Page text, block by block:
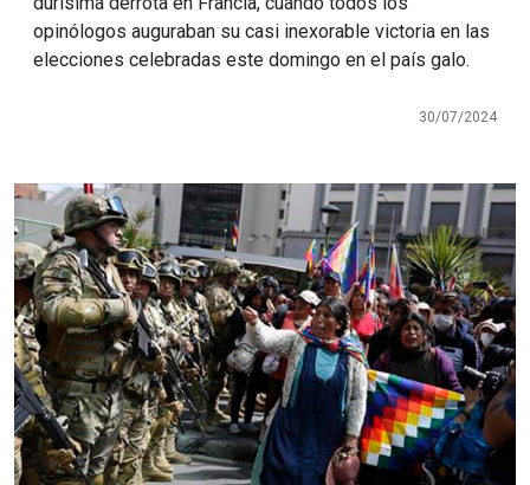
opinólogos auguraban su casi inexorable victoria en las
elecciones celebradas este domingo en el país galo.
30/07/2024
Imagen